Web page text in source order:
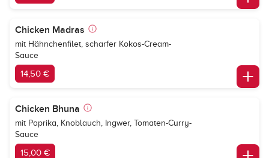
Chicken Madras
mit Hähnchenfilet, scharfer Kokos-Cream-
Sauce
14,50 €
Chicken Bhuna
mit Paprika, Knoblauch, Ingwer, Tomaten-Curry-
Sauce
15,00 €